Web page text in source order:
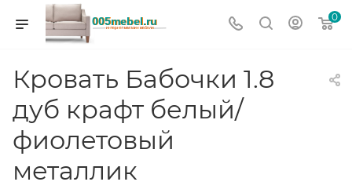
0
Кровать Бабочки 1.8
дуб крафт белый/
фиолетовый
металлик